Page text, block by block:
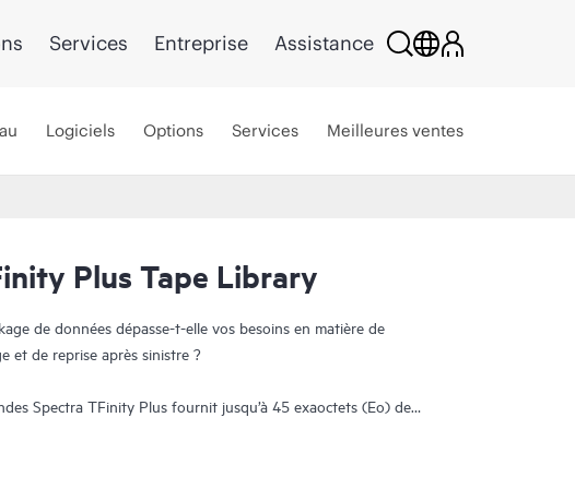
Services Entreprise Assistance
Logiciels Options Services Meilleures ventes
Plus Tape Library
de données dépasse-t-elle vos besoins en matière de
et de reprise après sinistre ?
Spectra TFinity Plus fournit jusqu’à 45 exaoctets (Eo) de
répondre aux besoins de la plupart des environnements